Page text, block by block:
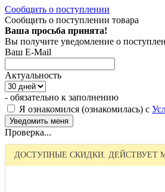
Сообщить о поступлении
Сообщить о поступлении товара
Ваша просьба принята!
Вы получите уведомление о
Ваш E-Mail
Актуальность
- обязательно к заполнению
Я ознакомился (ознакомилась) с
Проверка...
ДОСТУПНЫЕ СКИДКИ. ДЕЙСТВУЕТ